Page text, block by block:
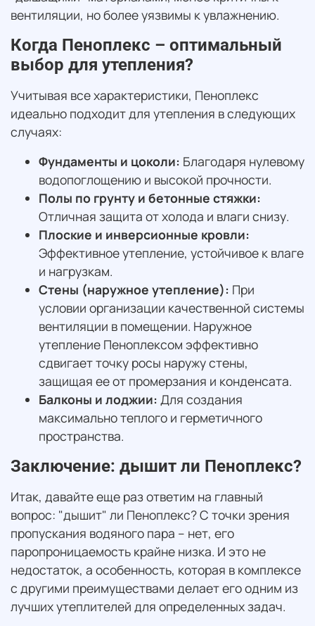
вентиляции, но более уязвимы к увлажнению.
Когда Пеноплекс – оптимальный
выбор для утепления?
Учитывая все характеристики, Пеноплекс
идеально подходит для утепления в следующих
случаях:
Фундаменты и цоколи: Благодаря нулевому
водопоглощению и высокой прочности.
Полы по грунту и бетонные стяжки:
Отличная защита от холода и влаги снизу.
Плоские и инверсионные кровли:
Эффективное утепление, устойчивое к влаге
и нагрузкам.
Стены (наружное утепление): При
условии организации качественной системы
вентиляции в помещении. Наружное
утепление Пеноплексом эффективно
сдвигает точку росы наружу стены,
защищая ее от промерзания и конденсата.
Балконы и лоджии: Для создания
максимально теплого и герметичного
пространства.
Заключение: дышит ли Пеноплекс?
Итак, давайте еще раз ответим на главный
вопрос: "дышит" ли Пеноплекс? С точки зрения
пропускания водяного пара – нет, его
паропроницаемость крайне низка. И это не
недостаток, а особенность, которая в комплексе
с другими преимуществами делает его одним из
лучших утеплителей для определенных задач.